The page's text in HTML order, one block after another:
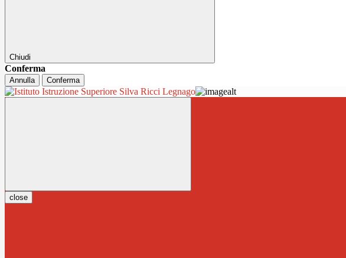
Chiudi
Conferma
Annulla Conferma
close